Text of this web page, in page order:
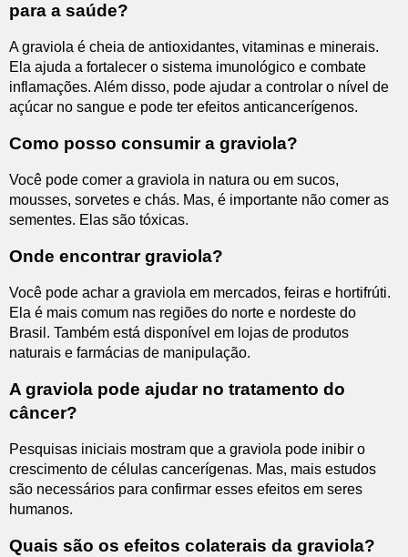
para a saúde?
A graviola é cheia de antioxidantes, vitaminas e minerais.
Ela ajuda a fortalecer o sistema imunológico e combate
inflamações. Além disso, pode ajudar a controlar o nível de
açúcar no sangue e pode ter efeitos anticancerígenos.
Como posso consumir a graviola?
Você pode comer a graviola in natura ou em sucos,
mousses, sorvetes e chás. Mas, é importante não comer as
sementes. Elas são tóxicas.
Onde encontrar graviola?
Você pode achar a graviola em mercados, feiras e hortifrúti.
Ela é mais comum nas regiões do norte e nordeste do
Brasil. Também está disponível em lojas de produtos
naturais e farmácias de manipulação.
A graviola pode ajudar no tratamento do
câncer?
Pesquisas iniciais mostram que a graviola pode inibir o
crescimento de células cancerígenas. Mas, mais estudos
são necessários para confirmar esses efeitos em seres
humanos.
Quais são os efeitos colaterais da graviola?